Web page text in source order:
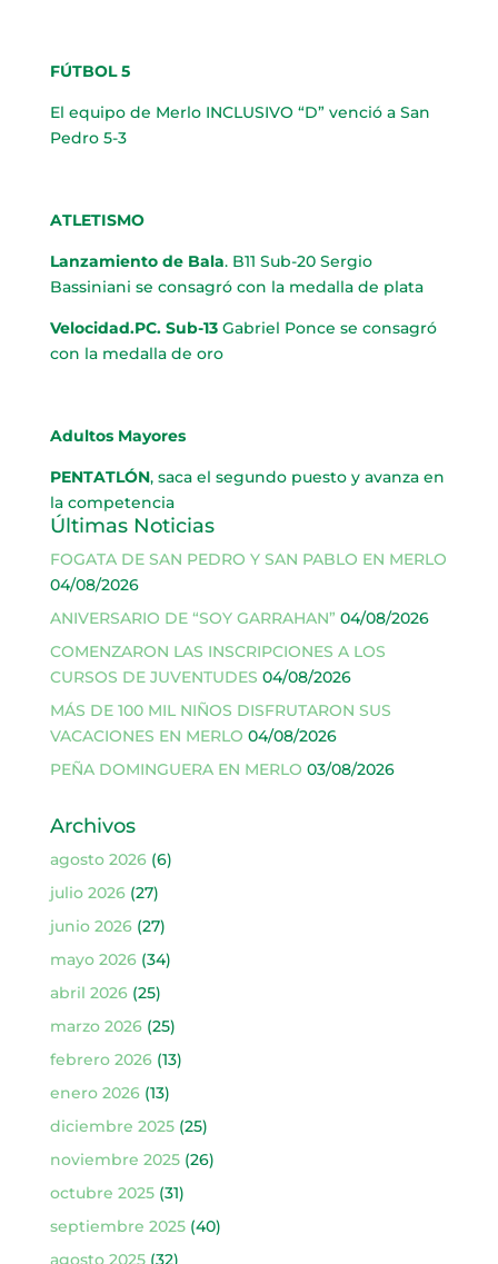
FÚTBOL 5
El equipo de Merlo INCLUSIVO “D” venció a San
Pedro 5-3
ATLETISMO
Lanzamiento de Bala. B11 Sub-20 Sergio
Bassiniani se consagró con la medalla de plata
Velocidad.PC. Sub-13Gabriel Ponce se consagró
con la medalla de oro
Adultos Mayores
PENTATLÓN, saca el segundo puesto y avanza en
la competencia
Últimas Noticias
FOGATA DE SAN PEDRO Y SAN PABLO EN MERLO
04/08/2026
ANIVERSARIO DE “SOY GARRAHAN” 04/08/2026
COMENZARON LAS INSCRIPCIONES A LOS
CURSOS DE JUVENTUDES 04/08/2026
MÁS DE 100 MIL NIÑOS DISFRUTARON SUS
VACACIONES EN MERLO 04/08/2026
PEÑA DOMINGUERA EN MERLO 03/08/2026
Archivos
agosto 2026(6)
julio 2026(27)
junio 2026(27)
mayo 2026(34)
abril 2026(25)
marzo 2026(25)
febrero 2026(13)
enero 2026(13)
diciembre 2025(25)
noviembre 2025(26)
octubre 2025(31)
septiembre 2025(40)
agosto 2025(32)